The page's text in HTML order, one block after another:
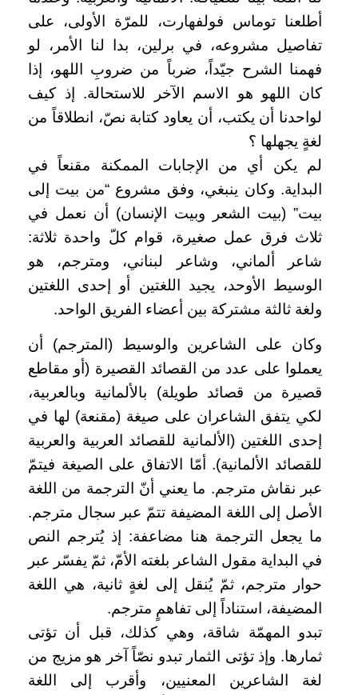
أطلعنا توماس فولفهارت، للمرّة الأولى، على
تفاصيل مشروعه، في برلين، بدا لنا الأمر، لو
فهمنا الشرح جيّداً، ضرباً من ضروبِ اللهو، إذا
كان اللهو هو الاسم الآخر للاستحالة. إذ كيف
لواحدنا أن يكتب، أن يعاود كتابة نصّ، انطلاقاً من
لغةٍ يجهلها ؟
لم يكن أي من الإجابات الممكنة مقنعاً في
البداية. وكان ينبغي، وفق مشروع “من بيت إلى
بيت” (بيت الشعر وبيت الإنسان) أن نعمل في
ثلاث فرق عمل صغيرة، قوام كلّ واحدة ثلاثة:
شاعر ألماني، وشاعر لبناني، ومترجم، هو
الوسيط الأوحد، يجيد اللغتين أو إحدى اللغتين
ولغة ثالثة مشتركة بين أعضاء الفريق الواحد.
وكان على الشاعرين والوسيط (المترجم) أن
يعملوا على عدد من القصائد القصيرة (أو مقاطع
قصيرة من قصائد طويلة) بالألمانية وبالعربية،
لكي يتفق الشاعران على صيغة (مقنعة) لها في
إحدى اللغتين (الألمانية للقصائد العربية والعربية
للقصائد الألمانية). أمّا الاتفاق على الصيغة فيتمّ
عبر نقاش مترجم. ما يعني أنّ الترجمة من اللغة
الأصل إلى اللغة المضيفة تتمّ عبر سجال مترجم.
ما يجعل الترجمة هنا مضاعفة: إذ يُترجم النص
في البداية مقول الشاعر بلغته الأمّ، ثمّ يفسّر عبر
حوار مترجم، ثمّ يُنقل إلى لغةٍ ثانية، هي اللغة
المضيفة، استناداً إلى تفاهمٍ مترجم.
تبدو المهمّة شاقة، وهي كذلك، قبل أن تؤتى
ثمارها. وإذ تؤتى الثمار تبدو نصّاً آخر هو مزيج من
لغة الشاعرين المعنيين، وأقرب إلى اللغة